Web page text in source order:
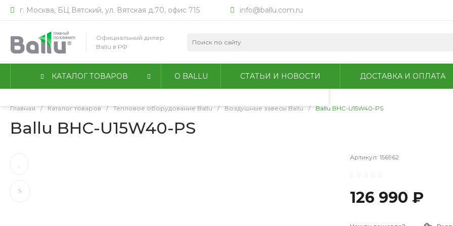
работы сайта. Оставаясь на сайте, вы соглашаетесь с
конфиденциальности.
Принимаю Подробнее
г. Москва, БЦ Вятский, ул. Вятская д.70, офис 715 info@ballu.com.ru
Официальный дилер
Ballu в РФ
КАТАЛОГ ТОВАРОВ О BALLU СТАТЬИ И НОВОСТИ ДОСТАВКА И ОПЛАТА
Главная / Каталог товаров / Тепловое оборудование Ballu / Воздушные завесы Ballu / Ballu BHC-U15W40-PS
Ballu BHC-U15W40-PS
Артикул: 156962
126 990 ₽